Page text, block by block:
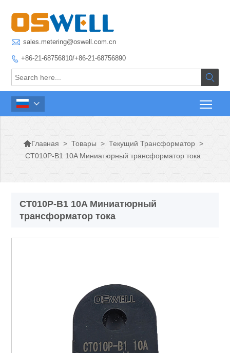
 sales.metering@oswell.com.cn
 +86-21-68756810/+86-21-68756890


Главная > Товары > Текущий Трансформатор >
CT010P-B1 10A Миниатюрный трансформатор тока
CT010P-B1 10A Миниатюрный
трансформатор тока